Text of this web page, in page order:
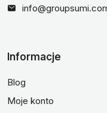
Informacje
Blog
Moje konto